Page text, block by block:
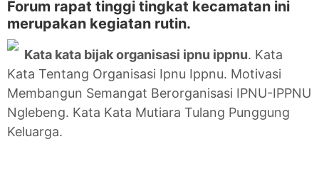
Forum rapat tinggi tingkat kecamatan ini
merupakan kegiatan rutin.
Kata kata bijak organisasi ipnu ippnu. Kata
Kata Tentang Organisasi Ipnu Ippnu. Motivasi
Membangun Semangat Berorganisasi IPNU-IPPNU
Nglebeng. Kata Kata Mutiara Tulang Punggung
Keluarga.